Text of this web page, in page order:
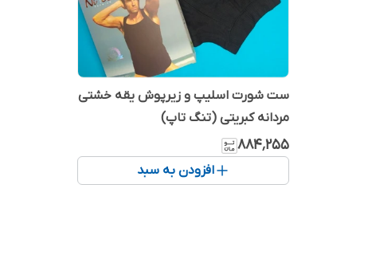
ست شورت اسلیپ و زیرپوش یقه خشتی
مردانه کبریتی (تنگ تاپ)
۸۸۴٬۲۵۵
افزودن به سبد